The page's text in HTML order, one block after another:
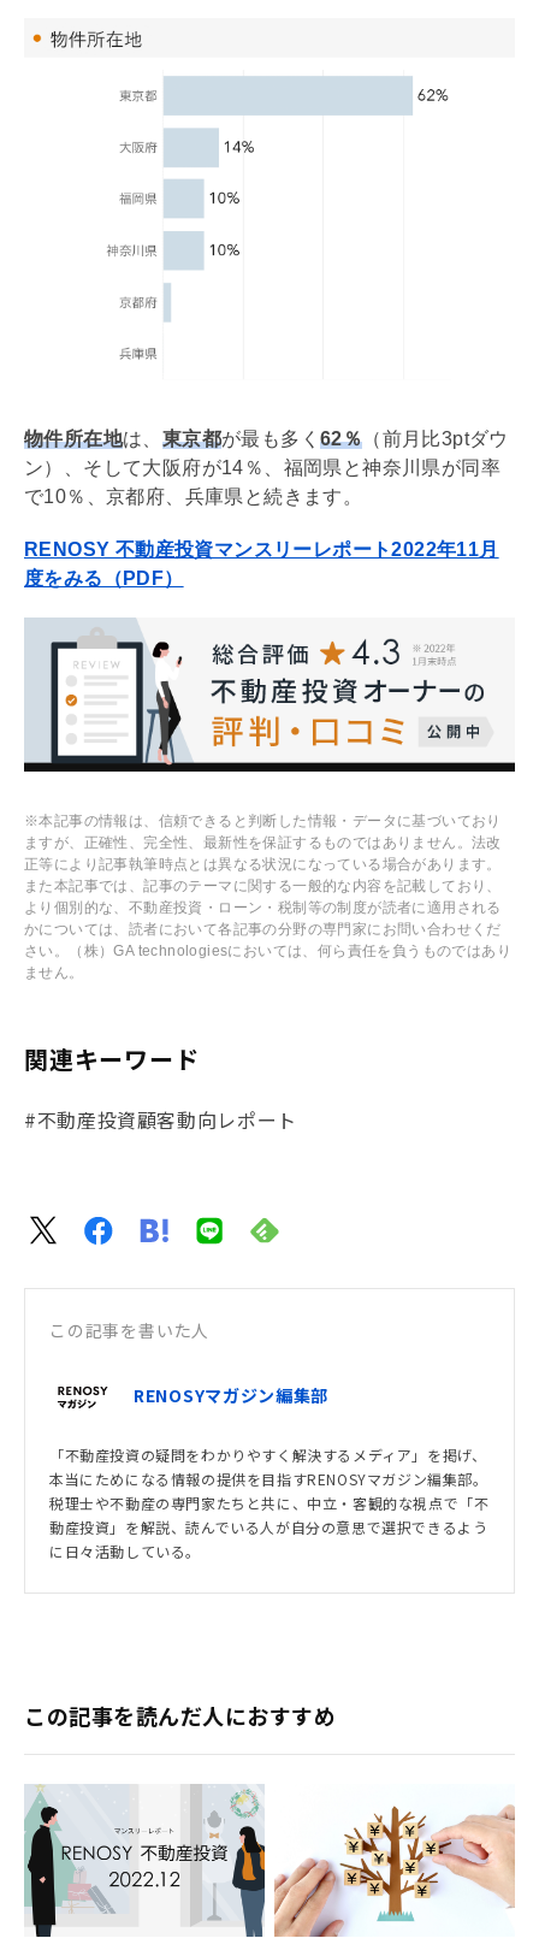
物件所在地は、 東京都が最も多く62％ （前月比3ptダウ
ン）、そして大阪府が14％、福岡県と神奈川県が同率
で10％、京都府、兵庫県と続きます。
RENOSY 不動産投資マンスリーレポート2022年11月
度をみる（PDF）
※本記事の情報は、信頼できると判断した情報・データに基づいており
ますが、正確性、完全性、最新性を保証するものではありません。法改
正等により記事執筆時点とは異なる状況になっている場合があります。
また本記事では、記事のテーマに関する一般的な内容を記載しており、
より個別的な、不動産投資・ローン・税制等の制度が読者に適用される
かについては、読者において各記事の分野の専門家にお問い合わせくだ
さい。（株）GA technologiesにおいては、何ら責任を負うものではあり
ません。
関連キーワード
#不動産投資顧客動向レポート
この記事を書いた人
RENOSYマガジン編集部
「不動産投資の疑問をわかりやすく解決するメディア」を掲げ、
本当にためになる情報の提供を目指すRENOSYマガジン編集部。
税理士や不動産の専門家たちと共に、中立・客観的な視点で「不
動産投資」を解説、読んでいる人が自分の意思で選択できるよう
に日々活動している。
この記事を読んだ人におすすめ